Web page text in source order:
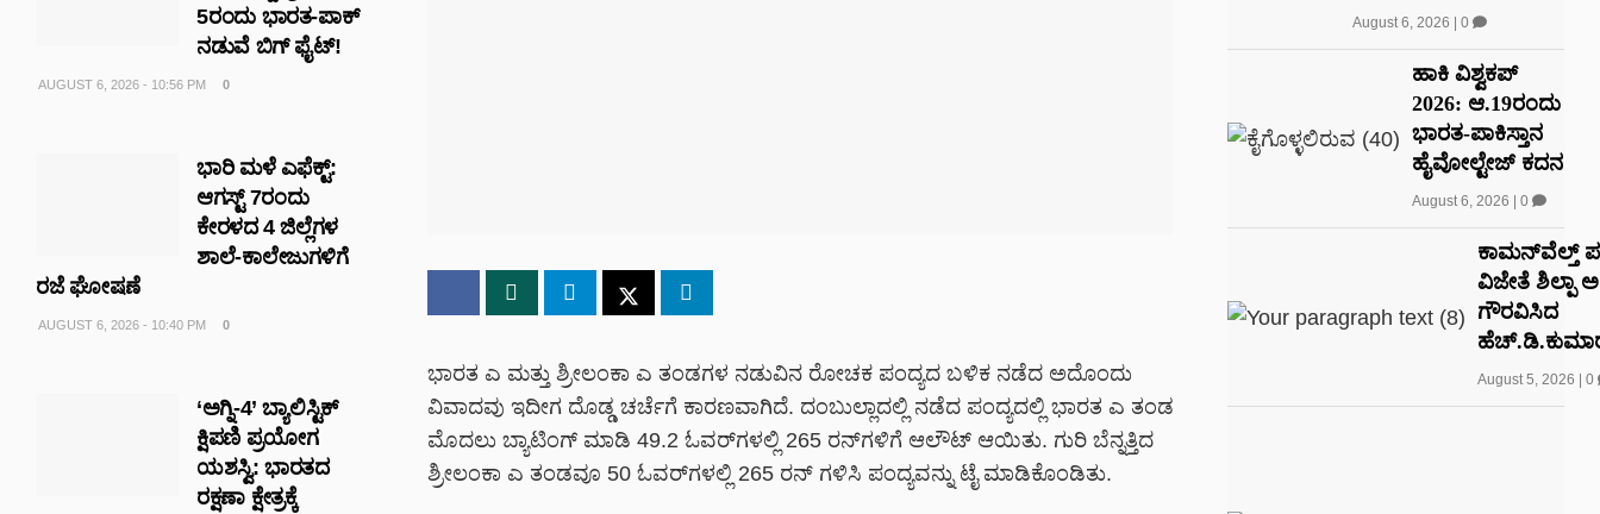
ಭಾರತ ಎ ಮತ್ತು ಶ್ರೀಲಂಕಾ ಎ ತಂಡಗಳ ನಡುವಿನ ರೋಚಕ ಪಂದ್ಯದ ಬಳಿಕ ನಡೆದ ಅದೊಂದು
ವಿವಾದವು ಇದೀಗ ದೊಡ್ಡ ಚರ್ಚೆಗೆ ಕಾರಣವಾಗಿದೆ. ದಂಬುಲ್ಲಾದಲ್ಲಿ ನಡೆದ ಪಂದ್ಯದಲ್ಲಿ ಭಾರತ ಎ ತಂಡ
ಮೊದಲು ಬ್ಯಾಟಿಂಗ್ ಮಾಡಿ 49.2 ಓವರ್‌ಗಳಲ್ಲಿ 265 ರನ್‌ಗಳಿಗೆ ಆಲೌಟ್ ಆಯಿತು. ಗುರಿ ಬೆನ್ನತ್ತಿದ
ಶ್ರೀಲಂಕಾ ಎ ತಂಡವೂ 50 ಓವರ್‌ಗಳಲ್ಲಿ 265 ರನ್ ಗಳಿಸಿ ಪಂದ್ಯವನ್ನು ಟೈ ಮಾಡಿಕೊಂಡಿತು.
5ರಂದು ಭಾರತ-ಪಾಕ್‌
ನಡುವೆ ಬಿಗ್ ಫೈಟ್!
AUGUST 6, 2026 - 10:56 PM 0
ಭಾರಿ ಮಳೆ ಎಫೆಕ್ಟ್:
ಆಗಸ್ಟ್ 7ರಂದು
ಕೇರಳದ 4 ಜಿಲ್ಲೆಗಳ
ಶಾಲೆ-ಕಾಲೇಜುಗಳಿಗೆ
ರಜೆ ಘೋಷಣೆ
AUGUST 6, 2026 - 10:40 PM 0
‘ಅಗ್ನಿ-4’ ಬ್ಯಾಲಿಸ್ಟಿಕ್
ಕ್ಷಿಪಣಿ ಪ್ರಯೋಗ
ಯಶಸ್ವಿ: ಭಾರತದ
ರಕ್ಷಣಾ ಕ್ಷೇತ್ರಕ್ಕೆ
August 6, 2026 0
ಹಾಕಿ ವಿಶ್ವಕಪ್
2026: ಆ.19ರಂದು
ಭಾರತ-ಪಾಕಿಸ್ತಾನ
ಹೈವೋಲ್ಟೇಜ್ ಕದನ
August 6, 2026 0
ಕಾಮನ್‌ವೆಲ್ತ್
ವಿಜೇತೆ ಶಿಲ್ಪಾ
ಗೌರವಿಸಿದ
August 5, 2026 0